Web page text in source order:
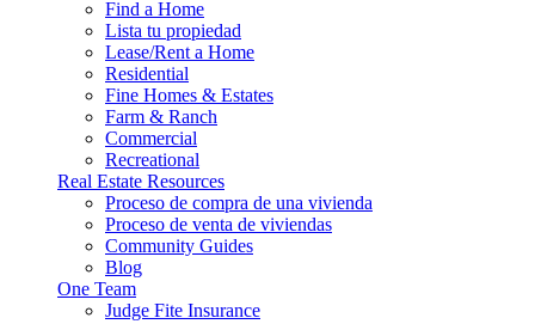
Find a Home
Lista tu propiedad
Lease/Rent a Home
Residential
Fine Homes & Estates
Farm & Ranch
Commercial
Recreational
Real Estate Resources
Proceso de compra de una vivienda
Proceso de venta de viviendas
Community Guides
Blog
One Team
Judge Fite Insurance